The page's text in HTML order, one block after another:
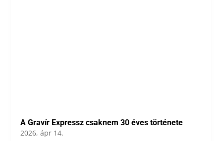
A Gravír Expressz csaknem 30 éves története
2026, ápr 14.